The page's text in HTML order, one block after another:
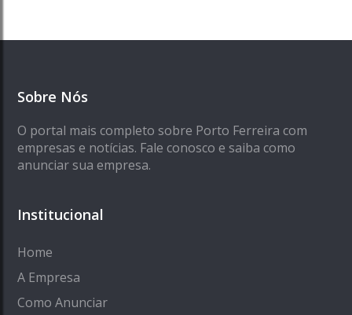
Sobre Nós
O portal mais completo sobre Porto Ferreira com
empresas e notícias. Fale conosco e saiba como
anunciar sua empresa.
Institucional
Home
A Empresa
Como Anunciar